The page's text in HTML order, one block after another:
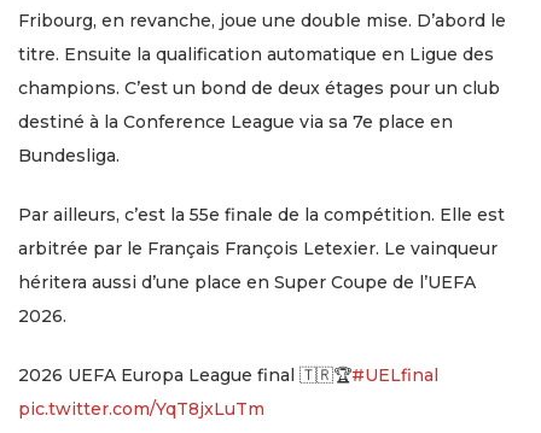
Fribourg, en revanche, joue une double mise. D’abord le
titre. Ensuite la qualification automatique en Ligue des
champions. C’est un bond de deux étages pour un club
destiné à la Conference League via sa 7e place en
Bundesliga.
Par ailleurs, c’est la 55e finale de la compétition. Elle est
arbitrée par le Français François Letexier. Le vainqueur
héritera aussi d’une place en Super Coupe de l’UEFA
2026.
2026 UEFA Europa League final 🇹🇷🏆#UELfinal
pic.twitter.com/YqT8jxLuTm